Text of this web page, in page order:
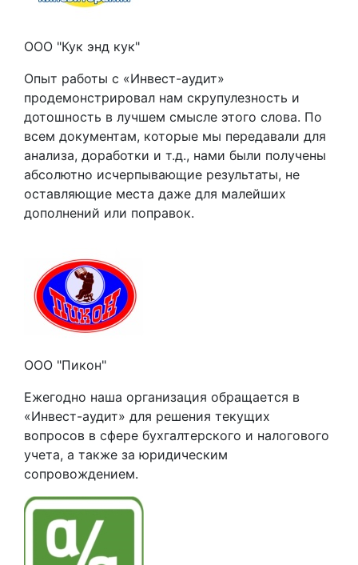
ООО "Кук энд кук"
Опыт работы с «Инвест-аудит»
продемонстрировал нам скрупулезность и
дотошность в лучшем смысле этого слова. По
всем документам, которые мы передавали для
анализа, доработки и т.д., нами были получены
абсолютно исчерпывающие результаты, не
оставляющие места даже для малейших
дополнений или поправок.
ООО "Пикон"
Ежегодно наша организация обращается в
«Инвест-аудит» для решения текущих
вопросов в сфере бухгалтерского и налогового
учета, а также за юридическим
сопровождением.